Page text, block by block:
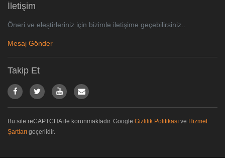
İletişim
Öneri ve eleştirleriniz için bizimle iletişime geçebilirsiniz..
Mesaj Gönder
Takip Et
Bu site reCAPTCHA ile korunmaktadır. Google Gizlilik Politikası ve Hizmet
Şartları geçerlidir.